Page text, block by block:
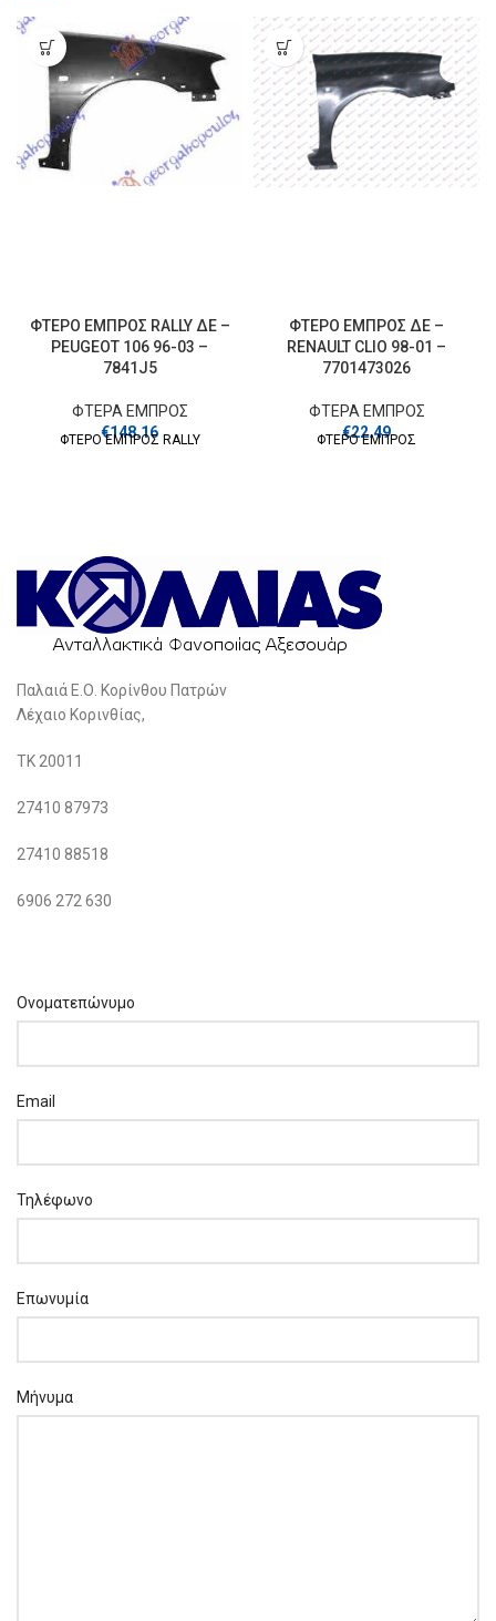
ΦΤΕΡΟ ΕΜΠΡΟΣ RALLY ΔΕ –
PEUGEOT 106 96-03 –
7841J5
ΦΤΕΡΑ ΕΜΠΡΟΣ
€148.16
ΦΤΕΡΟ ΕΜΠΡΟΣ RALLY
ΦΤΕΡΟ ΕΜΠΡΟΣ ΔΕ –
RENAULT CLIO 98-01 –
7701473026
ΦΤΕΡΑ ΕΜΠΡΟΣ
€22.49
ΦΤΕΡΟ ΕΜΠΡΟΣ
Παλαιά Ε.Ο. Κορίνθου Πατρών
Λέχαιο Κορινθίας,
ΤΚ 20011
27410 87973
27410 88518
6906 272 630
Ονοματεπώνυμο
Email
Τηλέφωνο
Επωνυμία
Μήνυμα